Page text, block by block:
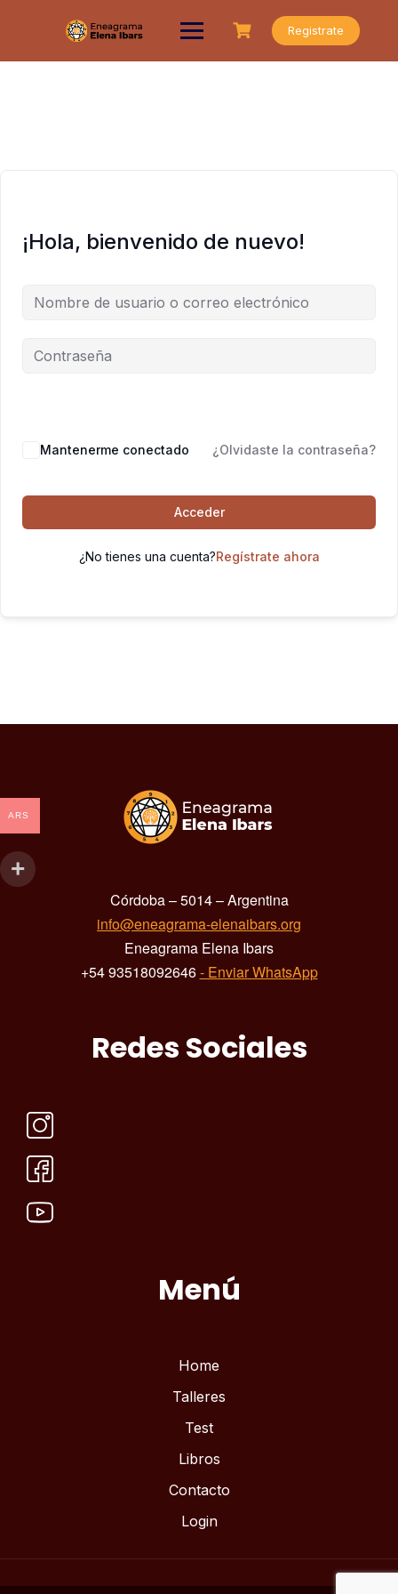
Registrate
¡Hola, bienvenido de nuevo!
Mantenerme conectado ¿Olvidaste la contraseña?
Acceder
¿No tienes una cuenta?Regístrate ahora
Córdoba – 5014 – Argentina
info@eneagrama-elenaibars.org
Eneagrama Elena Ibars
+54 93518092646- Enviar WhatsApp
Redes Sociales
Menú
Home
Talleres
Test
Libros
Contacto
Login
ARS